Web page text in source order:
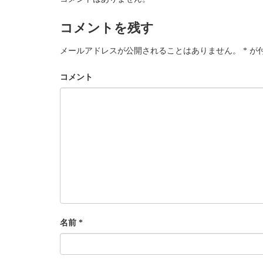
コメントを残す
メールアドレスが公開されることはありません。 * が
コメント
名前 *